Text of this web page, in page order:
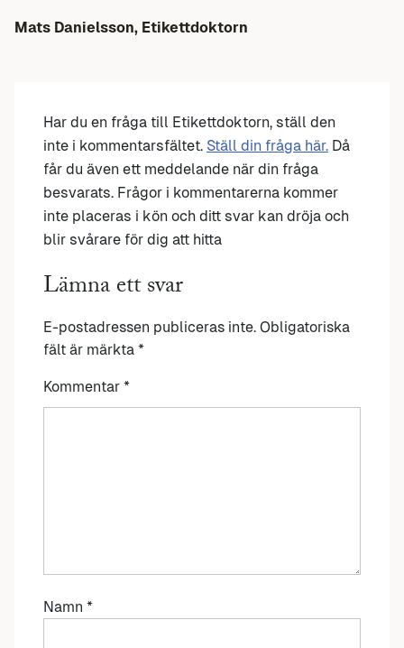
Mats Danielsson, Etikettdoktorn
Har du en fråga till Etikettdoktorn, ställ den
inte i kommentarsfältet. Ställ din fråga här. Då
får du även ett meddelande när din fråga
besvarats. Frågor i kommentarerna kommer
inte placeras i kön och ditt svar kan dröja och
blir svårare för dig att hitta
Lämna ett svar
E-postadressen publiceras inte. Obligatoriska
fält är märkta *
Kommentar *
Namn *